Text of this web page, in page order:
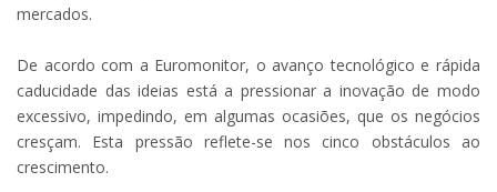
mercados.
De acordo com a Euromonitor, o avanço tecnológico e rápida
caducidade das ideias está a pressionar a inovação de modo
excessivo, impedindo, em algumas ocasiões, que os negócios
cresçam. Esta pressão reflete-se nos cinco obstáculos ao
crescimento.